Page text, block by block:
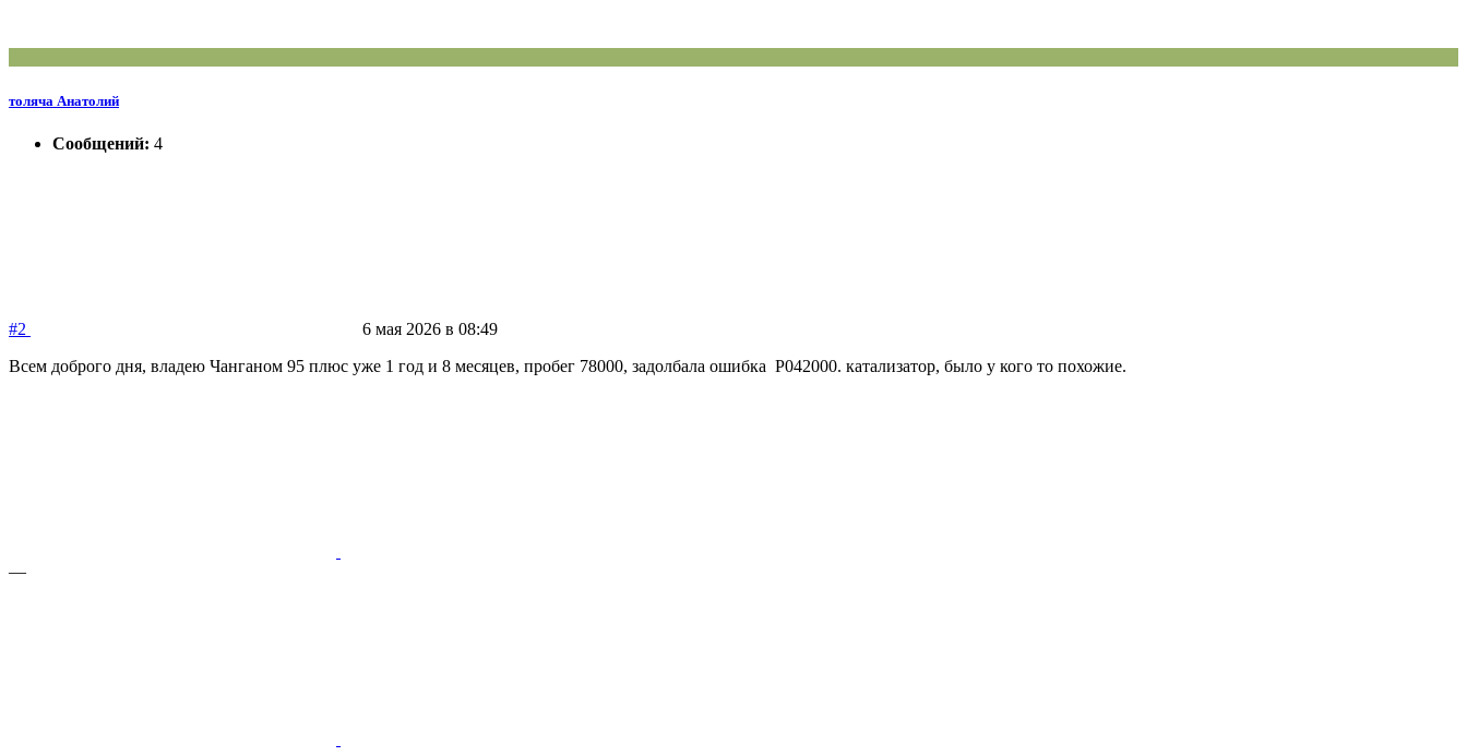
толяча Анатолий
Сообщений: 4
#2
6 мая 2026 в 08:49
Всем доброго дня, владею Чанганом 95 плюс уже 1 год и 8 месяцев, пробег 78000, задолбала ошибка Р042000. катализатор, было у кого то похожие.
—